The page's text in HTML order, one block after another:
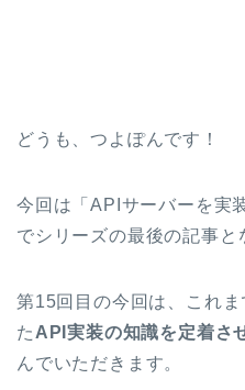
どうも、つよぽんです！
今回は「APIサーバーを実
でシリーズの最後の記事と
第15回目の今回は、これま
た API実装の知識を定着さ
んでいただきます。